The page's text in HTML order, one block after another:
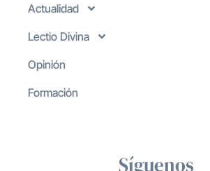
Actualidad
Lectio Divina
Opinión
Formación
Síguenos